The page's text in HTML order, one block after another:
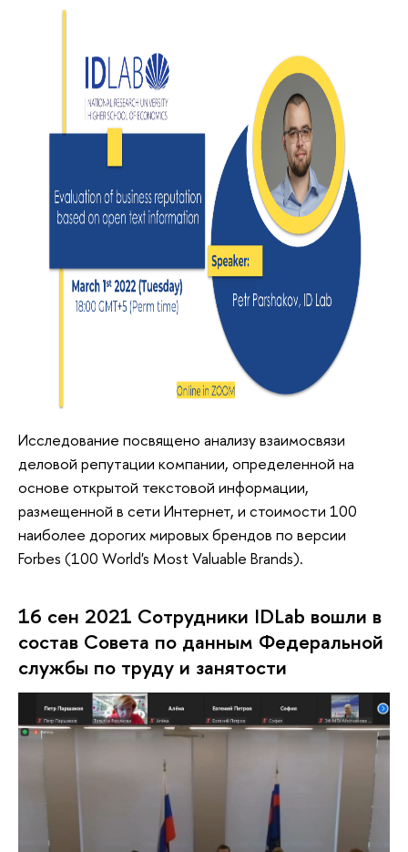
Исследование посвящено анализу взаимосвязи
деловой репутации компании, определенной на
основе открытой текстовой информации,
размещенной в сети Интернет, и стоимости 100
наиболее дорогих мировых брендов по версии
Forbes (100 World's Most Valuable Brands).
16 сен 2021 Сотрудники IDLab вошли в
состав Совета по данным Федеральной
службы по труду и занятости